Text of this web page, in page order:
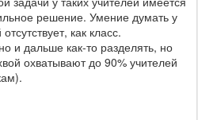
решение. Умение думать у
как класс.
и дальше как-то разделять, но
охватывают до 90% учителей